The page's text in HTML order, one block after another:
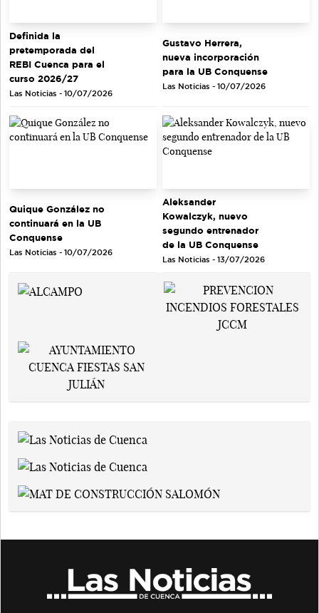
Definida la
pretemporada del
REBI Cuenca para el
curso 2026/27
Las Noticias - 10/07/2026
Gustavo Herrera,
nueva incorporación
para la UB Conquense
Las Noticias - 10/07/2026
Quique González no
continuará en la UB
Conquense
Las Noticias - 10/07/2026
Aleksander
Kowalczyk, nuevo
segundo entrenador
de la UB Conquense
Las Noticias - 13/07/2026